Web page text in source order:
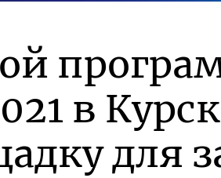
в
для